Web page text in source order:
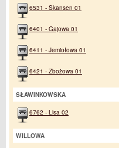
6531 - Skansen 01
6401 - Gajowa 01
6411 - Jemiołowa 01
6421 - Zbożowa 01
SŁAWINKOWSKA
6762 - Lisa 02
WILLOWA